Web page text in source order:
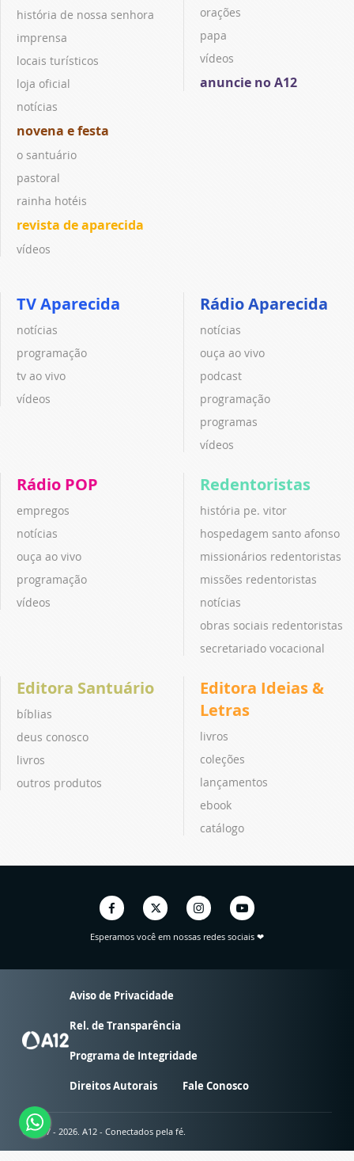
história de nossa senhora
imprensa
locais turísticos
loja oficial
notícias
novena e festa
o santuário
pastoral
rainha hotéis
revista de aparecida
vídeos
orações
papa
vídeos
anuncie no A12
TV Aparecida
notícias
programação
tv ao vivo
vídeos
Rádio Aparecida
notícias
ouça ao vivo
podcast
programação
programas
vídeos
Rádio POP
empregos
notícias
ouça ao vivo
programação
vídeos
Redentoristas
história pe. vitor
hospedagem santo afonso
missionários redentoristas
missões redentoristas
notícias
obras sociais redentoristas
secretariado vocacional
Editora Santuário
bíblias
deus conosco
livros
outros produtos
Editora Ideias &
Letras
livros
coleções
lançamentos
ebook
catálogo
Esperamos você em nossas redes sociais ❤
Aviso de Privacidade
Rel. de Transparência
Programa de Integridade
Direitos Autorais Fale Conosco
© 2007 - 2026. A12 - Conectados pela fé.